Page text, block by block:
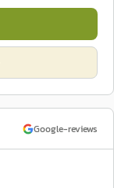
Google-reviews